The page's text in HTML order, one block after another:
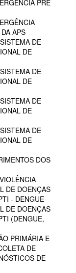
PRÉ
APS
DE
DE
DE
DE
DE
DE
DE
DE
DOS
DE DOENÇAS
- DENGUE
DE DOENÇAS
(DENGUE,
PRIMÁRIA E
DE
DE